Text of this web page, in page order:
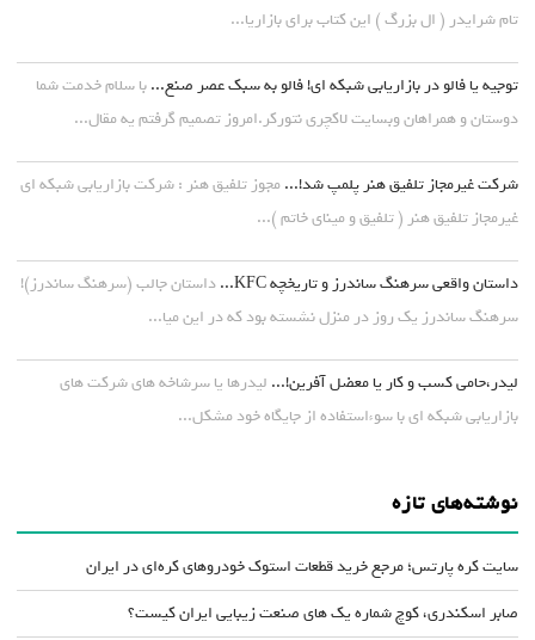
تام شرایدر ( ال بزرگ ) این کتاب برای بازاریا...
توجیه یا فالو در بازاریابی شبکه ای! فالو به سبک عصر صنع... با سلام خدمت شما
دوستان و همراهان وبسایت لاکچری نتورکر.امروز تصمیم گرفتم یه مقال...
شرکت غیرمجاز تلفیق هنر پلمپ شد!... مجوز تلفیق هنر : شرکت بازاریابی شبکه ای
غیرمجاز تلفیق هنر ( تلفیق و مینای خاتم )...
داستان واقعی سرهنگ ساندرز و تاریخچه KFC...
داستان جالب (سرهنگ ساندرز)!
سرهنگ ساندرز یک روز در منزل نشسته بود که در این میا...
لیدر،حامی کسب و کار یا معضل آفرین!... لیدرها یا سرشاخه های شرکت های
بازاریابی شبکه ای با سوءاستفاده از جایگاه خود مشکل...
نوشته‌های تازه
سایت کره پارتس؛ مرجع خرید قطعات استوک خودروهای کره‌ای در ایران
صابر اسکندری، کوچ شماره یک های صنعت زیبایی ایران کیست؟